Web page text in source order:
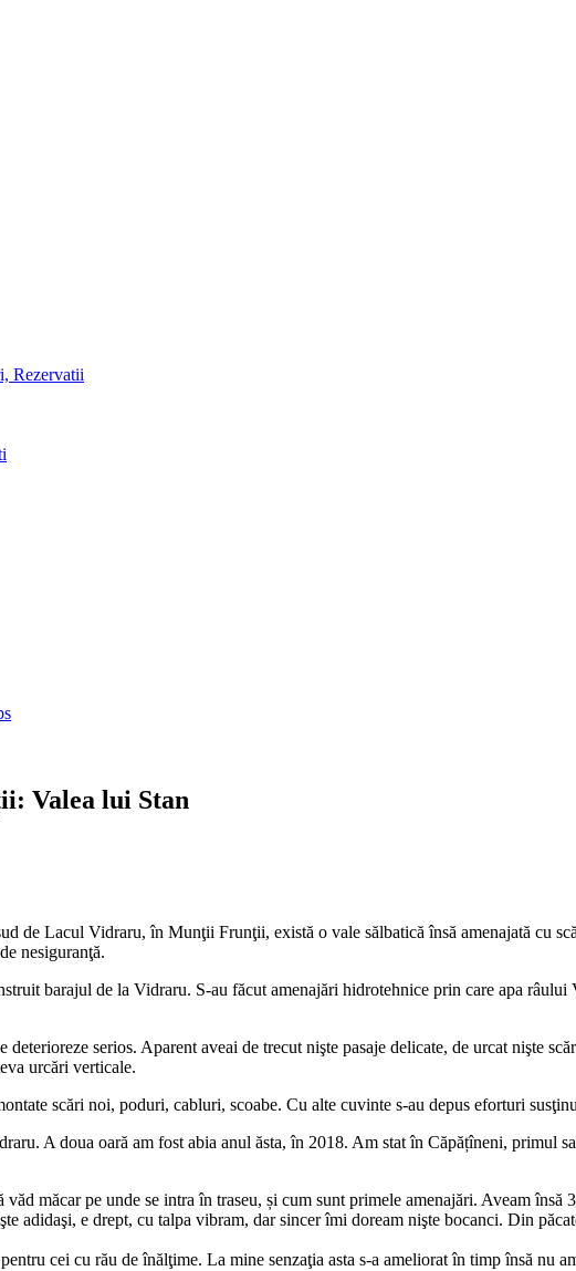
Rezervatii
Valea lui Stan
de Lacul Vidraru, în Munţii Frunţii, există o vale sălbatică însă amenajată cu
nesiguranţă.
barajul de la Vidraru. S-au făcut amenajări hidrotehnice prin care apa
deterioreze serios. Aparent aveai de trecut nişte pasaje delicate, de urcat nişte
urcări verticale.
scări noi, poduri, cabluri, scoabe. Cu alte cuvinte s-au depus eforturi
A doua oară am fost abia anul ăsta, în 2018. Am stat în Căpățîneni,
măcar pe unde se intra în traseu, și cum sunt primele amenajări. Aveam însă
adidaşi, e drept, cu talpa vibram, dar sincer îmi doream nişte bocanci. Din
cei cu rău de înălţime. La mine senzaţia asta s-a ameliorat în timp însă nu